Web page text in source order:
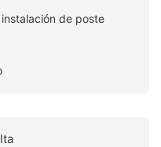
de poste